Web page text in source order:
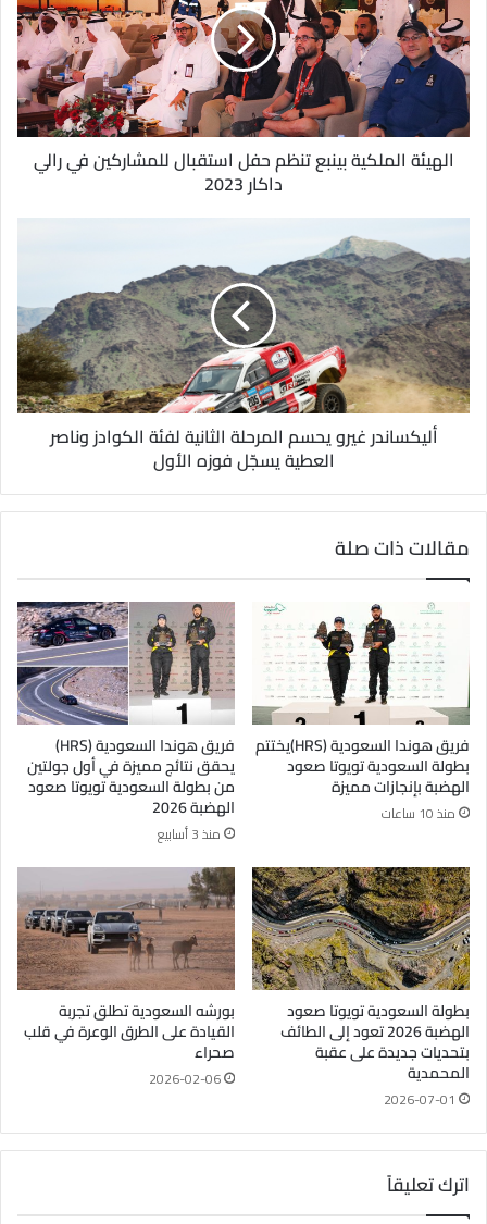
إ
ل
ك
ت
ر
الهيئة الملكية بينبع تنظم حفل استقبال للمشاركين في رالي
داكار 2023
أليكساندر غيرو يحسم المرحلة الثانية لفئة الكوادز وناصر
العطية يسجّل فوزه الأول
مقالات ذات صلة
فريق هوندا السعودية (HRS)يختتم
بطولة السعودية تويوتا صعود
الهضبة بإنجازات مميزة
منذ 10 ساعات
فريق هوندا السعودية (HRS)
يحقق نتائج مميزة في أول جولتين
من بطولة السعودية تويوتا صعود
الهضبة 2026
منذ 3 أسابيع
بطولة السعودية تويوتا صعود
الهضبة 2026 تعود إلى الطائف
بتحديات جديدة على عقبة
المحمدية
2026-07-01
بورشه السعودية تطلق تجربة
القيادة على الطرق الوعرة في قلب
صحراء
2026-02-06
اترك تعليقاً